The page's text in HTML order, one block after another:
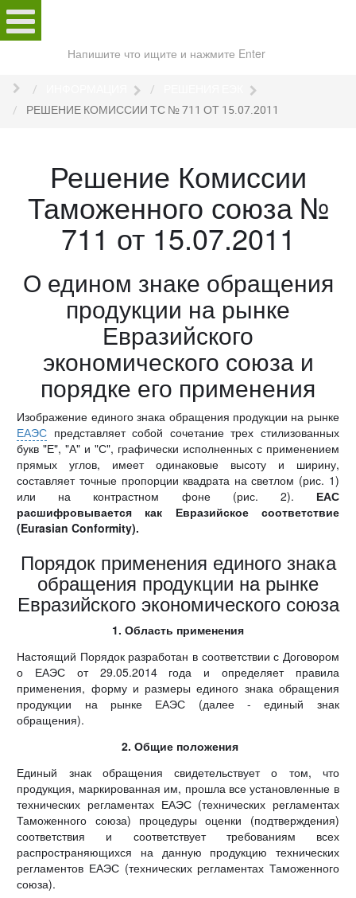
сайту
РЕШЕНИЕ КОМИССИИ ТС № 711 ОТ 15.07.2011
Решение Комиссии
Таможенного союза №
711 от 15.07.2011
О едином знаке обращения
продукции на рынке
Евразийского
экономического союза и
порядке его применения
Изображение единого знака обращения продукции на рынке
ЕАЭС представляет собой сочетание трех стилизованных
букв "Е", "А" и "С", графически исполненных с применением
прямых углов, имеет одинаковые высоту и ширину,
составляет точные пропорции квадрата на светлом (рис. 1)
или на контрастном фоне (рис. 2). ЕАС
расшифровывается как Евразийское соответствие
(Eurasian Conformity).
Порядок применения единого знака
обращения продукции на рынке
Евразийского экономического союза
1. Область применения
Настоящий Порядок разработан в соответствии с Договором
о ЕАЭС от 29.05.2014 года и определяет правила
применения, форму и размеры единого знака обращения
продукции на рынке ЕАЭС (далее - единый знак
обращения).
2. Общие положения
Единый знак обращения свидетельствует о том, что
продукция, маркированная им, прошла все установленные в
технических регламентах ЕАЭС (технических регламентах
Таможенного союза) процедуры оценки (подтверждения)
соответствия и соответствует требованиям всех
распространяющихся на данную продукцию технических
регламентов ЕАЭС (технических регламентах Таможенного
союза).